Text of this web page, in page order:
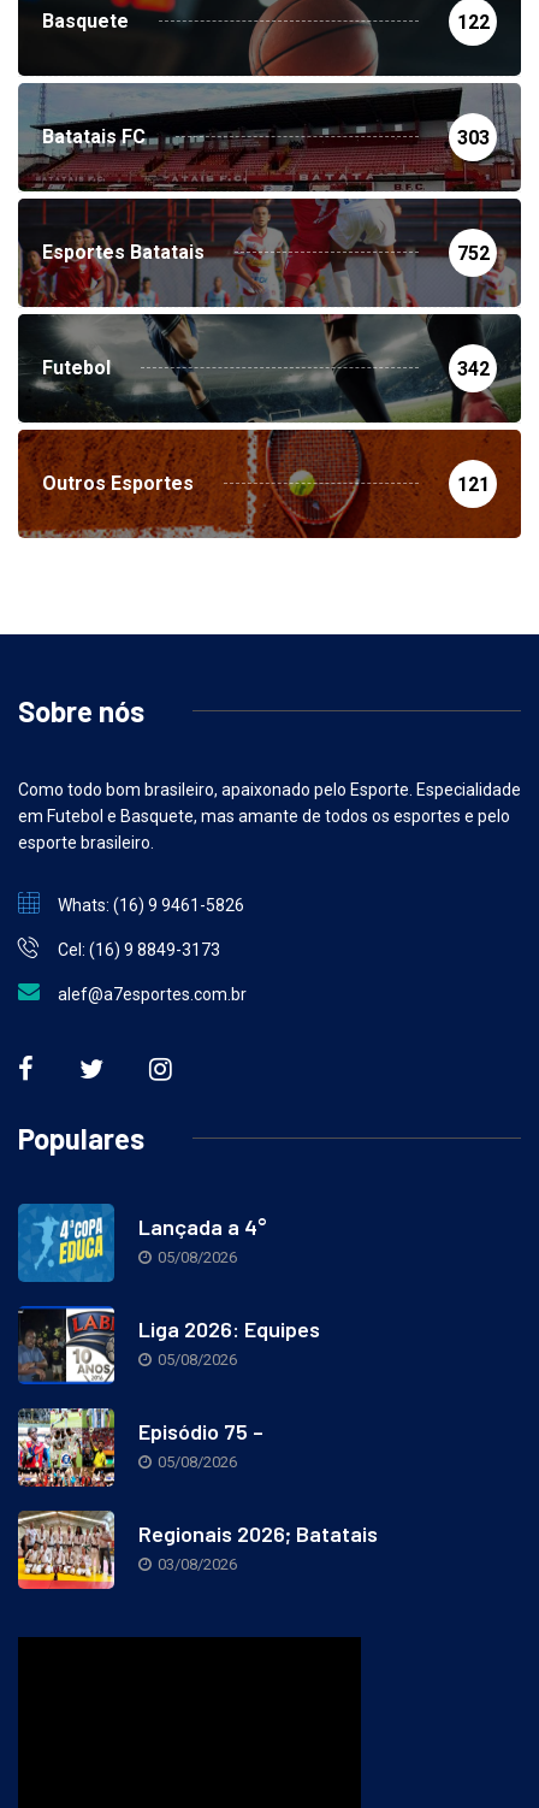
Basquete 122
Batatais FC 303
Esportes Batatais 752
Futebol 342
Outros Esportes 121
Sobre nós
Como todo bom brasileiro, apaixonado pelo Esporte. Especialidade
em Futebol e Basquete, mas amante de todos os esportes e pelo
esporte brasileiro.
Whats: (16) 9 9461-5826
Cel: (16) 9 8849-3173
alef@a7esportes.com.br
Populares
Lançada a 4°
05/08/2026
Liga 2026: Equipes
05/08/2026
Episódio 75 –
05/08/2026
Regionais 2026; Batatais
03/08/2026